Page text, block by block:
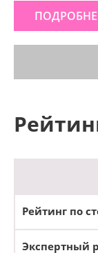
Рейтинг по
Экспертный